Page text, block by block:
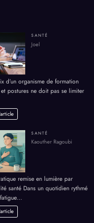
SANTÉ
Joel
d’un organisme de formation
postures ne doit pas se limiter
SANTÉ
Kaouther Ragoubi
remise en lumière par
santé Dans un quotidien rythmé